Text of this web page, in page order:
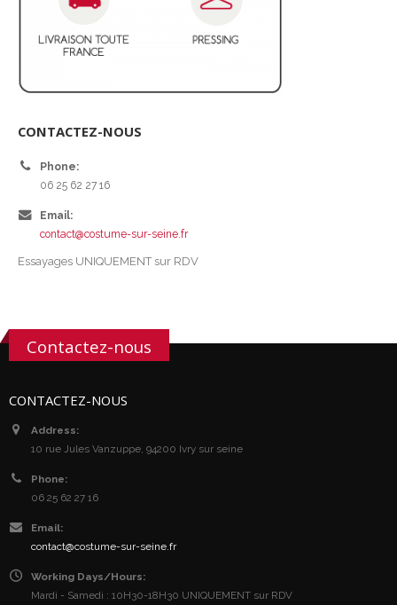
CONTACTEZ-NOUS
Phone:
06 25 62 27 16
Email:
contact@costume-sur-seine.fr
Essayages UNIQUEMENT sur RDV
Contactez-nous
CONTACTEZ-NOUS
Address:
10 rue Jules Vanzuppe, 94200 Ivry sur seine
Phone:
06 25 62 27 16
Email:
contact@costume-sur-seine.fr
Working Days/Hours:
Mardi - Samedi : 10H30-18H30 UNIQUEMENT sur RDV